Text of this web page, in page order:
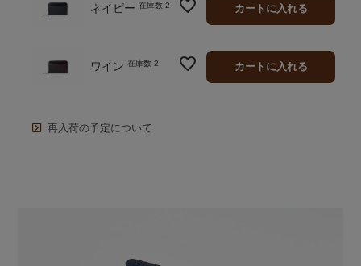
ネイビー 在庫数 2 カートに入れる
ワイン 在庫数 2 カートに入れる
再入荷の予定について